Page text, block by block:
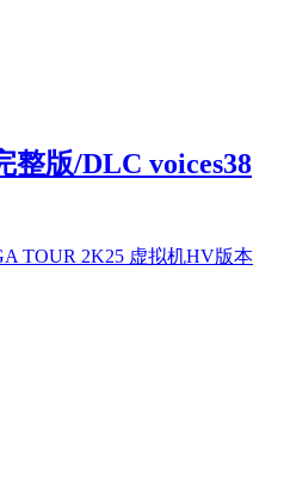
整版/DLC voices38